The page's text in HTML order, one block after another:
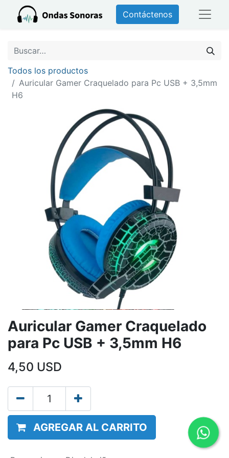
Contáctenos
Todos los productos
Auricular Gamer Craquelado para Pc USB + 3,5mm
H6
Auricular Gamer Craquelado
para Pc USB + 3,5mm H6
4,50 USD
AGREGAR AL CARRITO